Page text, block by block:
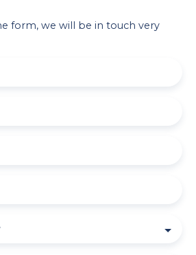
form, we will be in touch very